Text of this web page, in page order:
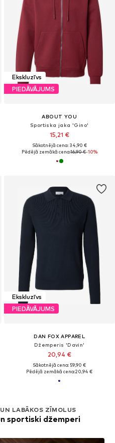
Ekskluzīvs
PIEDĀVĀJUMS
ABOUT YOU
Sportiska jaka 'Gino'
15,21 €
Sākotnējā cena: 34,90 €
Pēdējā zemākā cena:16,90 €-10%
Ekskluzīvs
PIEDĀVĀJUMS
DAN FOX APPAREL
Džemperis 'Davin'
20,94 €
Sākotnējā cena: 59,90 €
Pēdējā zemākā cena:20,94 €
LABĀKOS ZĪMOLUS
sportiski džemperi